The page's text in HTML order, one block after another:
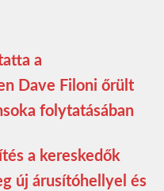
a
Dave Filoni őrült
folytatásában
a kereskedők
új árusítóhellyel és